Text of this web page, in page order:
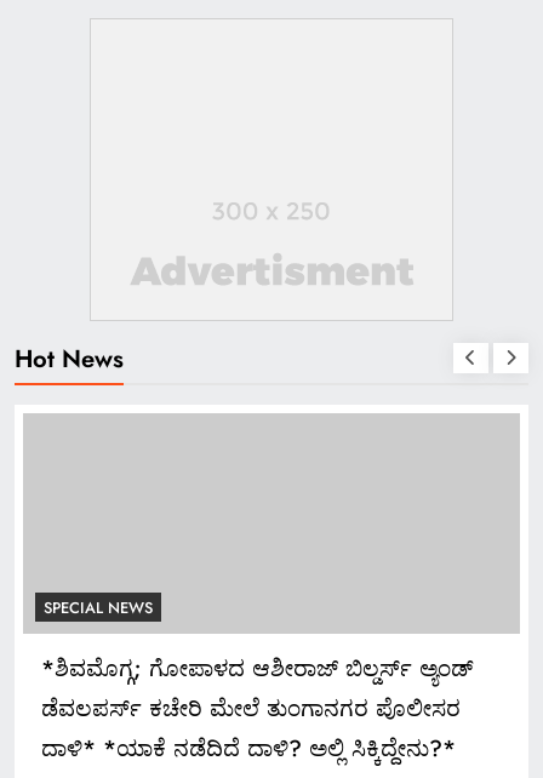
Hot News
SPECIAL NEWS
ಅದ್ಧೂರಿ ಸ್ವಾಗತ ಬೇಡ: ಸಚಿವ ಮಧು ಬಂಗಾರಪ್ಪ
March 6, 2026